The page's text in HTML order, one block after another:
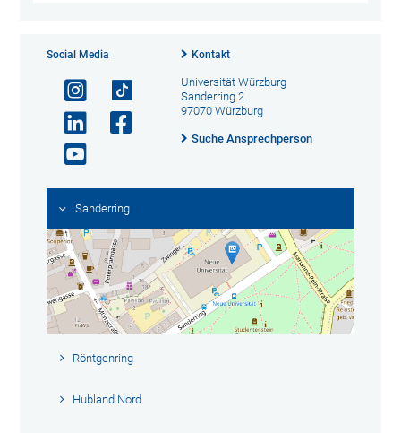
Social Media Kontakt
Universität Würzburg
Sanderring 2
97070 Würzburg
Suche Ansprechperson
Sanderring
Röntgenring
Hubland Nord